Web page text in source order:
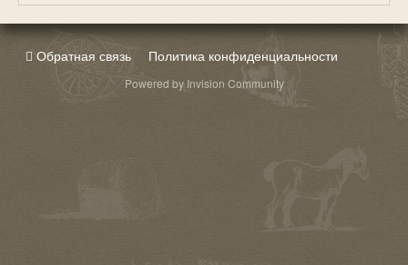
Обратная связь Политика конфиденциальности
Powered by Invision Community